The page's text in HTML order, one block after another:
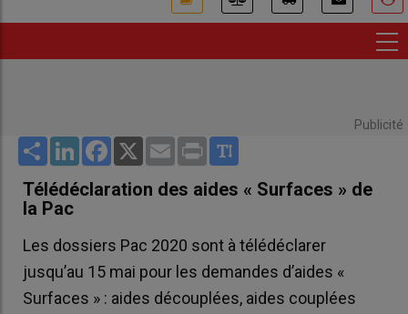
Publicité
Share LinkedInFacebook
X Email Print
Télédéclaration des aides « Surfaces » de
la Pac
Les dossiers Pac 2020 sont à télédéclarer
jusqu’au 15 mai pour les demandes d’aides «
Surfaces » : aides découplées, aides couplées